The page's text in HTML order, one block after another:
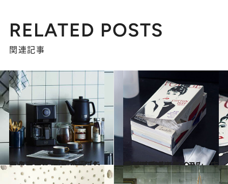
RELATED POSTS
関連記事
2020.1.31
キッチンに“白物家電”はもう古い？ 業界で「ブラック家電」が大ブーム！
ライフスタイル 2020.1.11
プチプラで人気「AWESOME STORE」 店長が溺愛するアイテムBest10発表！
ライフスタイル